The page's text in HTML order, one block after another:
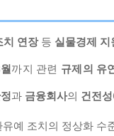
치 연장 등 실물경제 지
월 까지 관련 규제의 유
과 금융회사의 건전성
유예 조치의 정상화 수